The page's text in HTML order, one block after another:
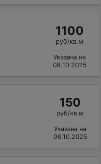
1100
руб/кв.м
Указана на
08.10.2025
150
руб/кв.м
Указана на
08.10.2025